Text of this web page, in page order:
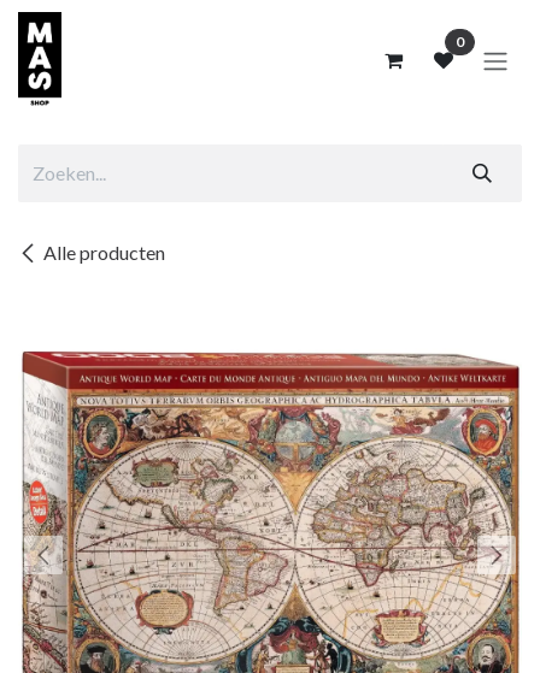
Overslaan naar inhoud
0
Alle producten